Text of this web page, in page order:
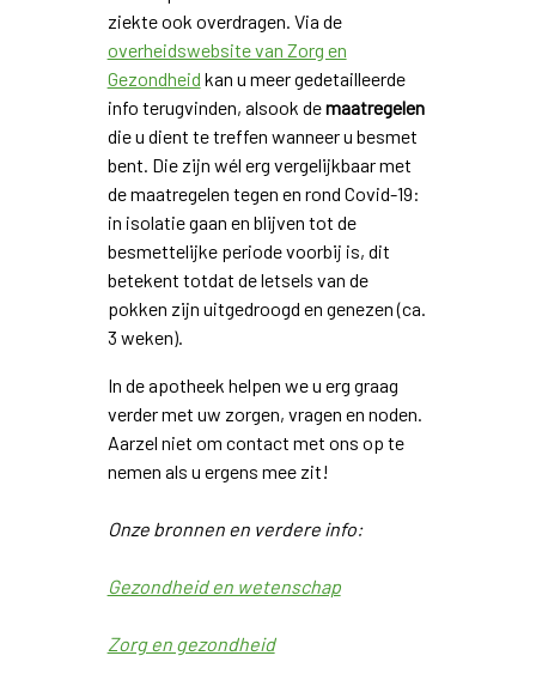
ziekte ook overdragen. Via de
overheidswebsite van Zorg en
Gezondheid kan u meer gedetailleerde
info terugvinden, alsook demaatregelen
die u dient te treffen wanneer u besmet
bent. Die zijn wél erg vergelijkbaar met
de maatregelen tegen en rond Covid-19:
in isolatie gaan en blijven tot de
besmettelijke periode voorbij is, dit
betekent totdat de letsels van de
pokken zijn uitgedroogd en genezen (ca.
3 weken).
In de apotheek helpen we u erg graag
verder met uw zorgen, vragen en noden.
Aarzel niet om contact met ons op te
nemen als u ergens mee zit!
Onze bronnen en verdere info:
Gezondheid en wetenschap
Zorg en gezondheid